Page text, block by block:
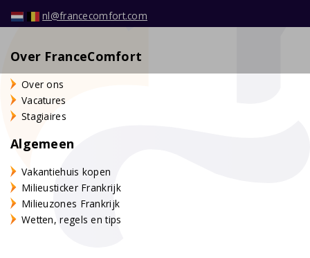
nl@francecomfort.com
Over FranceComfort
Over ons
Vacatures
Stagiaires
Algemeen
Vakantiehuis kopen
Milieusticker Frankrijk
Milieuzones Frankrijk
Wetten, regels en tips